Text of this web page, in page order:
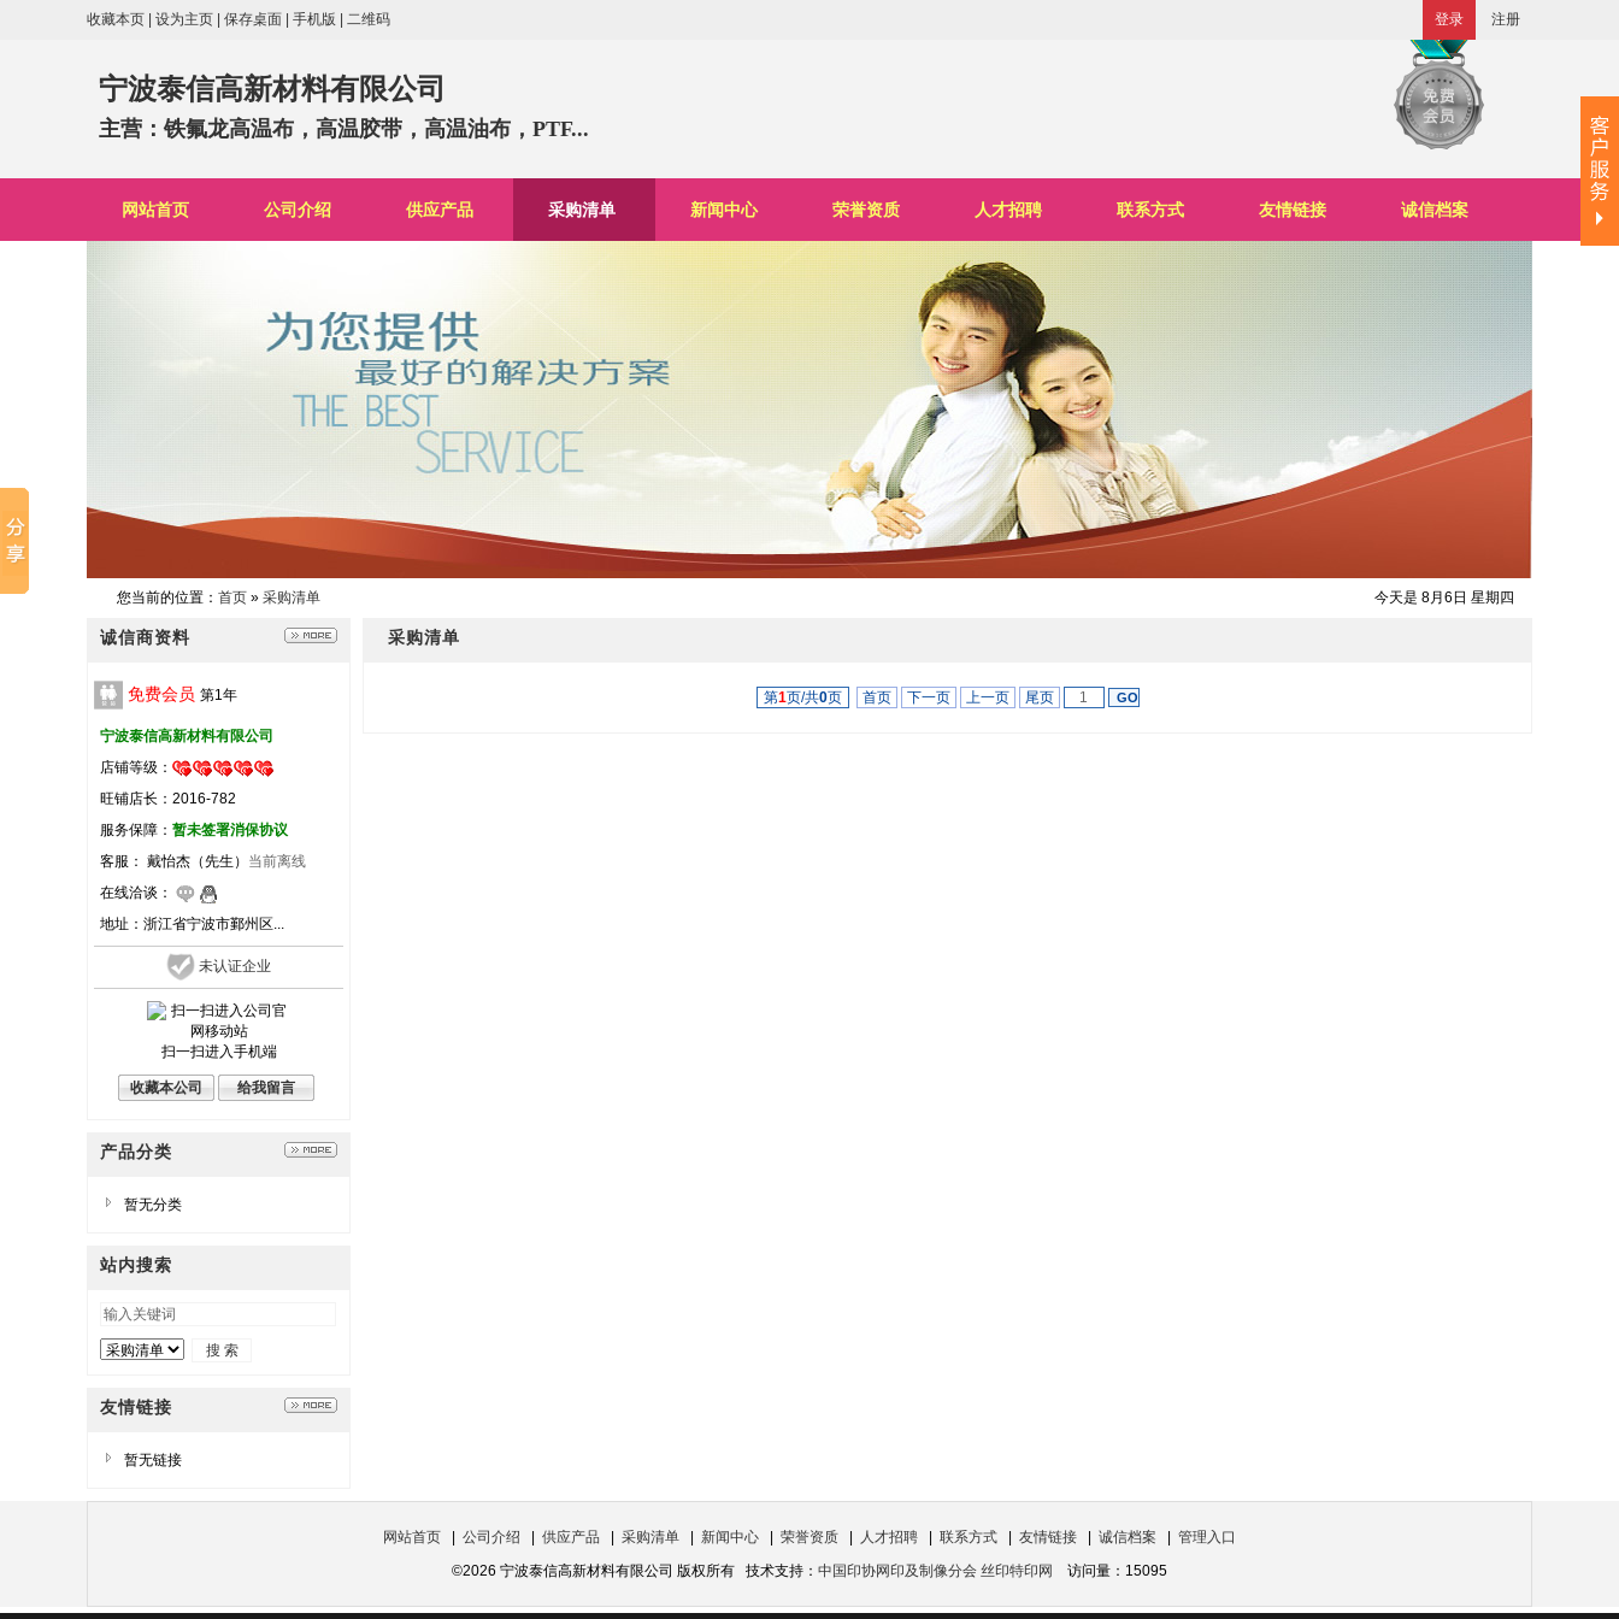
收藏本页 设为主页 保存桌面 手机版 二维码 登录 注册
宁波泰信高新材料有限公司
主营：铁氟龙高温布，高温胶带，高温油布，PTF...
网站首页 公司介绍 供应产品 采购清单 新闻中心 荣誉资质 人才招聘 联系方式 友情链接 诚信档案
今天是 8月6日 星期四
您当前的位置： 首页 » 采购清单
诚信商资料
免费会员 第1 年
宁波泰信高新材料有限公司
店铺等级：
旺铺店长：2016-782
服务保障： 暂未签署消保协议
客服： 戴怡杰（先生） 当前离线
在线洽谈：
地址： 浙江省宁波市鄞州区...
未认证企业
扫一扫进入手机端
收藏本公司 给我留言
产品分类
暂无分类
站内搜索
友情链接
暂无链接
采购清单
第1页/共0页 首页 下一页 上一页 尾页
网站首页 公司介绍 供应产品 采购清单 新闻中心 荣誉资质 人才招聘 联系方式 友情链接 诚信档案
管理入口
©2026 宁波泰信高新材料有限公司 版权所有 技术支持： 中国印协网印及制像分会 丝印特印网 访问量：15095